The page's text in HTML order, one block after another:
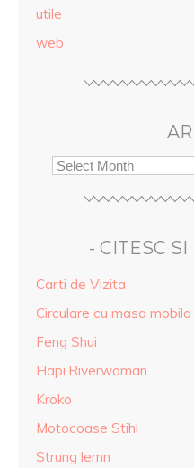
utile
web
- CITESC
Carti de Vizita
Circulare cu masa
Feng Shui
Hapi.Riverwoman
Kroko
Motocoase Stihl
Strung lemn